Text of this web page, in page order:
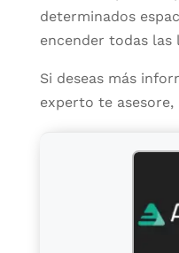
determinados
encender todas las
Si deseas más
experto te